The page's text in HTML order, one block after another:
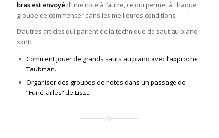
bras est envoyé d’une note à l’autre, ce qui permet à chaque
groupe de commencer dans les meilleures conditions.
D’autres articles qui parlent de la technique de saut au piano
sont:
Comment jouer de grands sauts au piano avec l’approche
Taubman.
Organiser des groupes de notes dans un passage de
“Funérailles” de Liszt.